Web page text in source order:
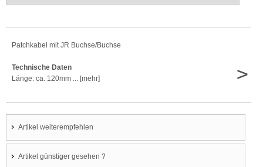
Patchkabel mit JR Buchse/Buchse
Technische Daten
Länge: ca. 120mm ... [mehr]
>
Artikel weiterempfehlen
Artikel günstiger gesehen ?